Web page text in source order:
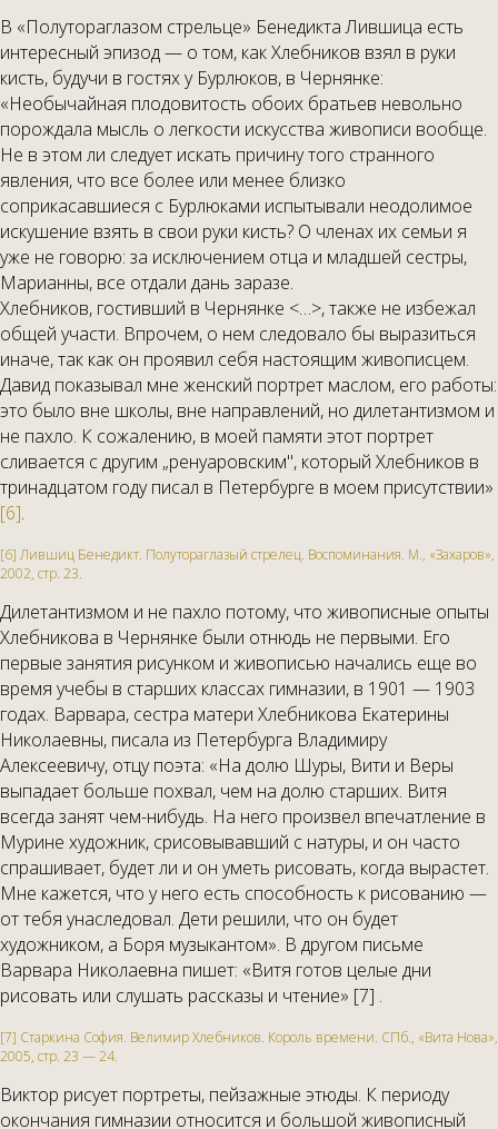
В «Полутораглазом стрельце» Бенедикта Лившица есть
интересный эпизод — о том, как Хлебников взял в руки
кисть, будучи в гостях у Бурлюков, в Чернянке:
«Необычайная плодовитость обоих братьев невольно
порождала мысль о легкости искусства живописи вообще.
Не в этом ли следует искать причину того странного
явления, что все более или менее близко
соприкасавшиеся с Бурлюками испытывали неодолимое
искушение взять в свои руки кисть? О членах их семьи я
уже не говорю: за исключением отца и младшей сестры,
Марианны, все отдали дань заразе.
Хлебников, гостивший в Чернянке <…>, также не избежал
общей участи. Впрочем, о нем следовало бы выразиться
иначе, так как он проявил себя настоящим живописцем.
Давид показывал мне женский портрет маслом, его работы:
это было вне школы, вне направлений, но дилетантизмом и
не пахло. К сожалению, в моей памяти этот портрет
сливается с другим „ренуаровским", который Хлебников в
тринадцатом году писал в Петербурге в моем присутствии»
[6].
[6] Лившиц Бенедикт. Полутораглазый стрелец. Воспоминания. М., «Захаров»,
2002, стр. 23.
Дилетантизмом и не пахло потому, что живописные опыты
Хлебникова в Чернянке были отнюдь не первыми. Его
первые занятия рисунком и живописью начались еще во
время учебы в старших классах гимназии, в 1901 — 1903
годах. Варвара, сестра матери Хлебникова Екатерины
Николаевны, писала из Петербурга Владимиру
Алексеевичу, отцу поэта: «На долю Шуры, Вити и Веры
выпадает больше похвал, чем на долю старших. Витя
всегда занят чем-нибудь. На него произвел впечатление в
Мурине художник, срисовывавший с натуры, и он часто
спрашивает, будет ли и он уметь рисовать, когда вырастет.
Мне кажется, что у него есть способность к рисованию —
от тебя унаследовал. Дети решили, что он будет
художником, а Боря музыкантом». В другом письме
Варвара Николаевна пишет: «Витя готов целые дни
рисовать или слушать рассказы и чтение» [7] .
[7] Старкина София. Велимир Хлебников. Король времени. СПб., «Вита Нова»,
2005, стр. 23 — 24.
Виктор рисует портреты, пейзажные этюды. К периоду
окончания гимназии относится и большой живописный